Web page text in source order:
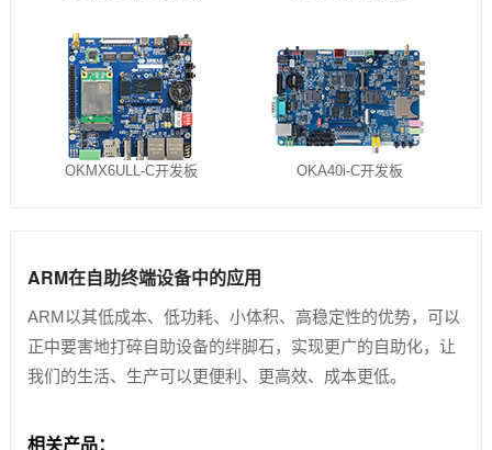
OKMX6ULL-C开发板 OKA40i-C开发板
ARM在自助终端设备中的应用
ARM以其低成本、低功耗、小体积、高稳定性的优势，可以
正中要害地打碎自助设备的绊脚石，实现更广的自助化，让
我们的生活、生产可以更便利、更高效、成本更低。
相关产品：